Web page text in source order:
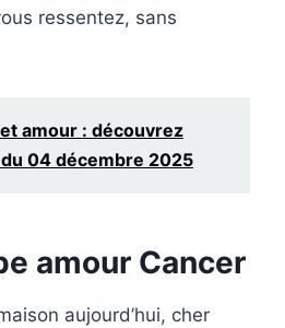
ressentez, sans
amour : découvrez
04 décembre 2025
amour Cancer
aujourd’hui, cher